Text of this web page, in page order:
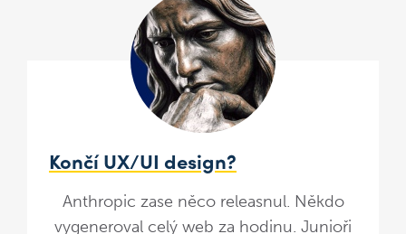
Končí UX/UI design?
Anthropic zase něco releasnul. Někdo
vygeneroval celý web za hodinu. Junioři